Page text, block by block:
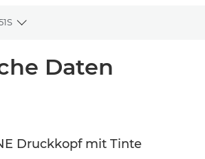
Toggle breadcrumbs
Daten
Druckkopf mit Tinte